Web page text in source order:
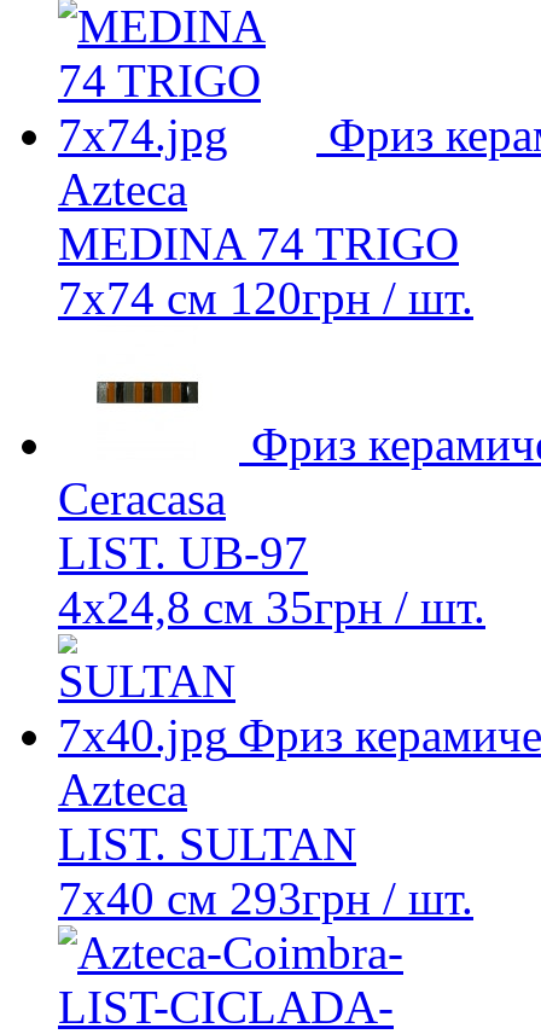
Фриз
Azteca
MEDINA 74 TRIGO
7х74 см 120грн / шт.
Фриз
Ceracasa
LIST. UB-97
4x24,8 см 35грн / шт.
Фриз
Azteca
LIST. SULTAN
7x40 см 293грн / шт.